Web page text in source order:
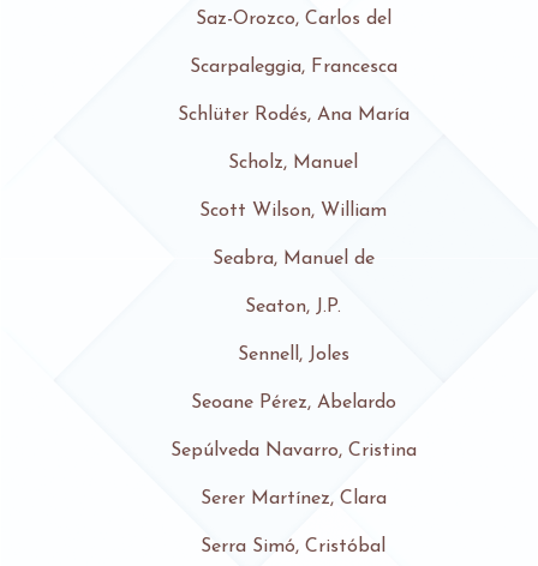
Saz-Orozco, Carlos del
Scarpaleggia, Francesca
Schlüter Rodés, Ana María
Scholz, Manuel
Scott Wilson, William
Seabra, Manuel de
Seaton, J.P.
Sennell, Joles
Seoane Pérez, Abelardo
Sepúlveda Navarro, Cristina
Serer Martínez, Clara
Serra Simó, Cristóbal